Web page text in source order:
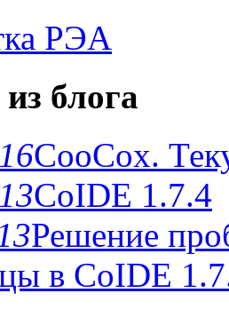
РЭА
блога
CooCox.
CoIDE 1.7.4
Решение
в CoIDE